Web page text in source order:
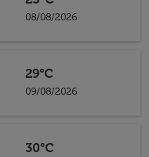
08/08/2026
29°C
09/08/2026
30°C